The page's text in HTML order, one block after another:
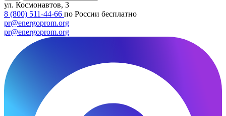
ул. Космонавтов, 3
8 (800) 511-44-66 по России бесплатно
pr@energoprom.org
pr@energoprom.org